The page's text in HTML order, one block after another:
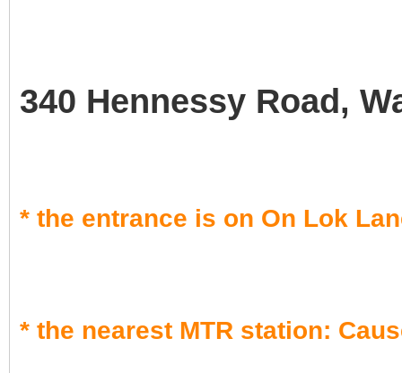
340 Hennessy Road,
* the entrance is on On Lok
* the nearest MTR station: